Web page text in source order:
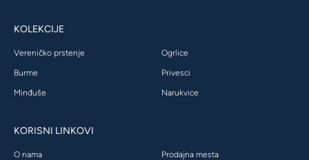
KOLEKCIJE
Vereničko prstenje
Burme
Minđuše
Ogrlice
Privesci
Narukvice
KORISNI LINKOVI
O nama Prodajna mesta